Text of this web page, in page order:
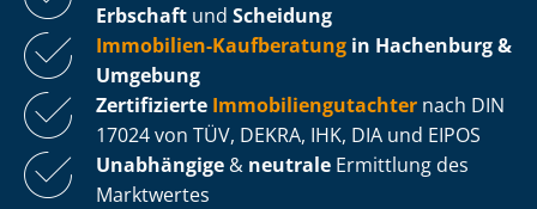
Erbschaft und Scheidung
Immobilien-Kaufberatung in Hachenburg &
Umgebung
Zertifizierte Im­mo­bi­li­en­gut­ach­ter nach DIN
17024 von TÜV, DEKRA, IHK, DIA und EIPOS
Unabhängige & neutrale Ermittlung des
Marktwertes